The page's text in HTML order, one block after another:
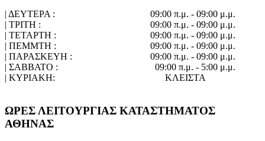
| ΔΕΥΤΕΡΑ :
09:00 π.μ. - 09:00 μ.μ.
| ΤΡΙΤΗ :
09:00 π.μ. - 09:00 μ.μ.
| ΤΕΤΑΡΤΗ :
09:00 π.μ. - 09:00 μ.μ.
| ΠΕΜΜΤΗ :
09:00 π.μ. - 09:00 μ.μ.
| ΠΑΡΑΣΚΕΥΗ :
09:00 π.μ. - 09:00 μ.μ.
| ΣΑΒΒΑΤΟ :
09:00 π.μ. - 5:00 μ.μ.
| ΚΥΡΙΑΚΗ:
ΚΛΕΙΣΤΑ
ΩΡΕΣ ΛΕΙΤΟΥΡΓΙΑΣ ΚΑΤΑΣΤΗΜΑΤΟΣ
ΑΘΗΝΑΣ